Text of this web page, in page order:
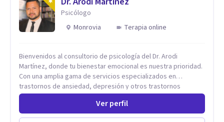
Psicólogo
Monrovia
Terapia online
Bienvenidos al consultorio de psicología del Dr. Arodi
Martínez, donde tu bienestar emocional es nuestra prioridad.
Con una amplia gama de servicios especializados en
trastornos de ansiedad, depresión y otros trastornos
emocionales, estamos dedicados a ofrecerte el mejor
tratamiento para mejorar tu salud mental. En nuestro
consultorio, ofrecemos una variedad de terapias y
Ver perfil